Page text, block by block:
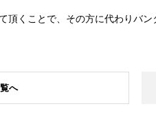
頂くことで、その方に代わりバ
へ